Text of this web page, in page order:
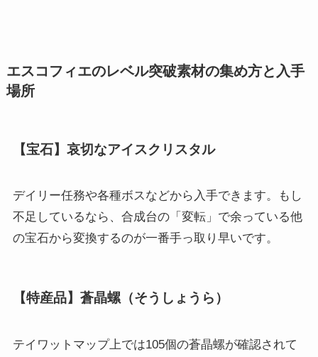
エスコフィエのレベル突破素材の集め方と入手
場所
【宝石】哀切なアイスクリスタル
デイリー任務や各種ボスなどから入手できます。もし
不足しているなら、合成台の「変転」で余っている他
の宝石から変換するのが一番手っ取り早いです。
【特産品】蒼晶螺（そうしょうら）
テイワットマップ上では105個の蒼晶螺が確認されて